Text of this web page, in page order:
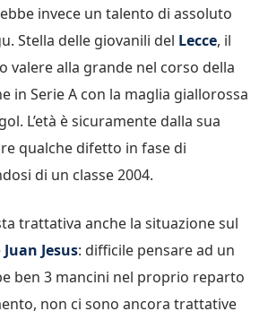
invece un talento di assoluto
Stella delle giovanili del Lecce, il
valere alla grande nel corso della
in Serie A con la maglia giallorossa
L’età è sicuramente dalla sua
qualche difetto in fase di
di un classe 2004.
trattativa anche la situazione sul
Juan Jesus: difficile pensare ad un
ben 3 mancini nel proprio reparto
non ci sono ancora trattative